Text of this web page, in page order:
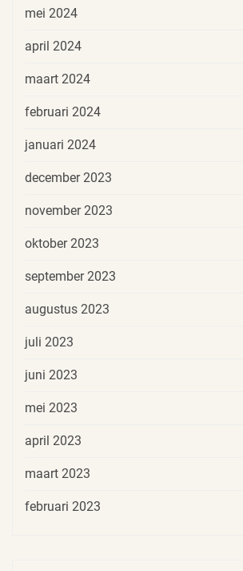
mei 2024
april 2024
maart 2024
februari 2024
januari 2024
december 2023
november 2023
oktober 2023
september 2023
augustus 2023
juli 2023
juni 2023
mei 2023
april 2023
maart 2023
februari 2023